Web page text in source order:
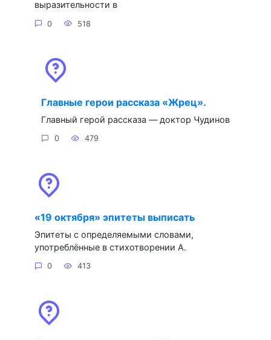
выразительности в
0 518
Главные герои рассказа «Жрец».
Главный герой рассказа — доктор Чудинов
0 479
«19 октября» эпитеты выписать
Эпитеты с определяемыми словами,
употреблённые в стихотворении А.
0 413